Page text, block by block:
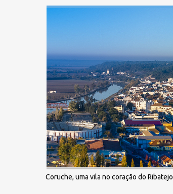
Coruche, uma vila no coração do Ribatejo